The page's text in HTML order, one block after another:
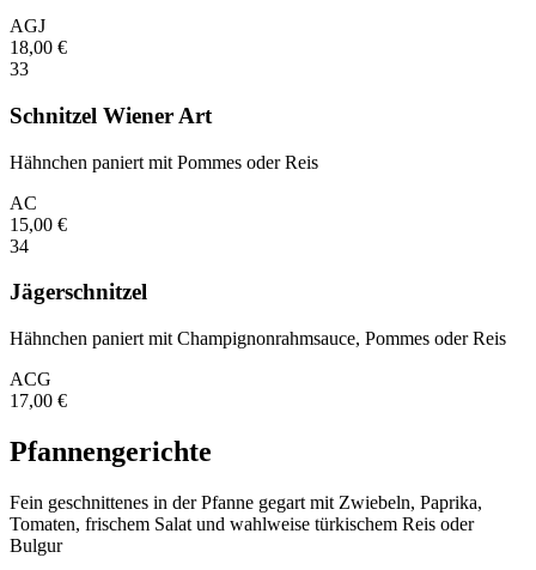
AGJ
18,00 €
33
Schnitzel Wiener Art
Hähnchen paniert mit Pommes oder Reis
AC
15,00 €
34
Jägerschnitzel
Hähnchen paniert mit Champignonrahmsauce, Pommes oder Reis
ACG
17,00 €
Pfannengerichte
Fein geschnittenes in der Pfanne gegart mit Zwiebeln, Paprika,
Tomaten, frischem Salat und wahlweise türkischem Reis oder
Bulgur